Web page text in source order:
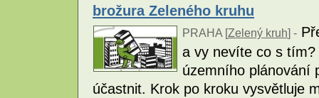
brožura Zeleného kruhu
PRAHA [Zelený kruh] -
a vy nevíte co s tím?
územního plánování
účastnit. Krok po kroku vysvětluje